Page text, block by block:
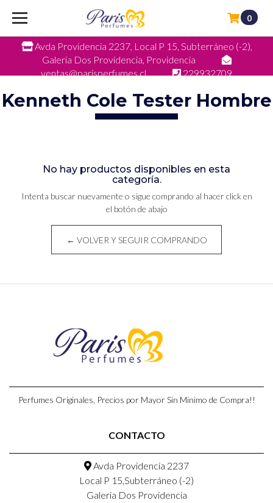
Avda Providencia 2237, Local P 15, Subterráneo (-2),
Galeria Dos Providencia, Providencia
ventas@parisperfumes.cl
229932709
0
Kenneth Cole Tester Hombre
No hay productos disponibles en esta
categoría.
Intenta buscar nuevamente o sigue comprando al hacer click en
el botón de abajo
← VOLVER Y SEGUIR COMPRANDO
Perfumes Originales, Precios por Mayor Sin Minimo de Compra!!
CONTACTO
Avda Providencia 2237
Local P 15,Subterráneo (-2)
Galeria Dos Providencia